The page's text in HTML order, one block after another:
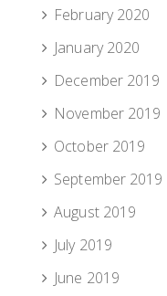
February 2020
January 2020
December 2019
November 2019
October 2019
September 2019
August 2019
July 2019
June 2019